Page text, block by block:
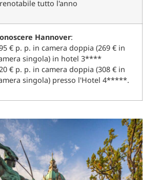
tutto l'anno
Hannover:
€ p. p. in camera doppia (269 € in
singola) in hotel 3****
€ p. p. in camera doppia (308 € in
singola) presso l'Hotel 4*****.